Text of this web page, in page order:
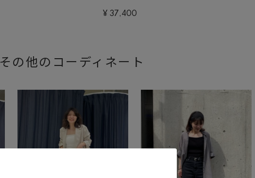
¥ 37,400
その他のコーディネート